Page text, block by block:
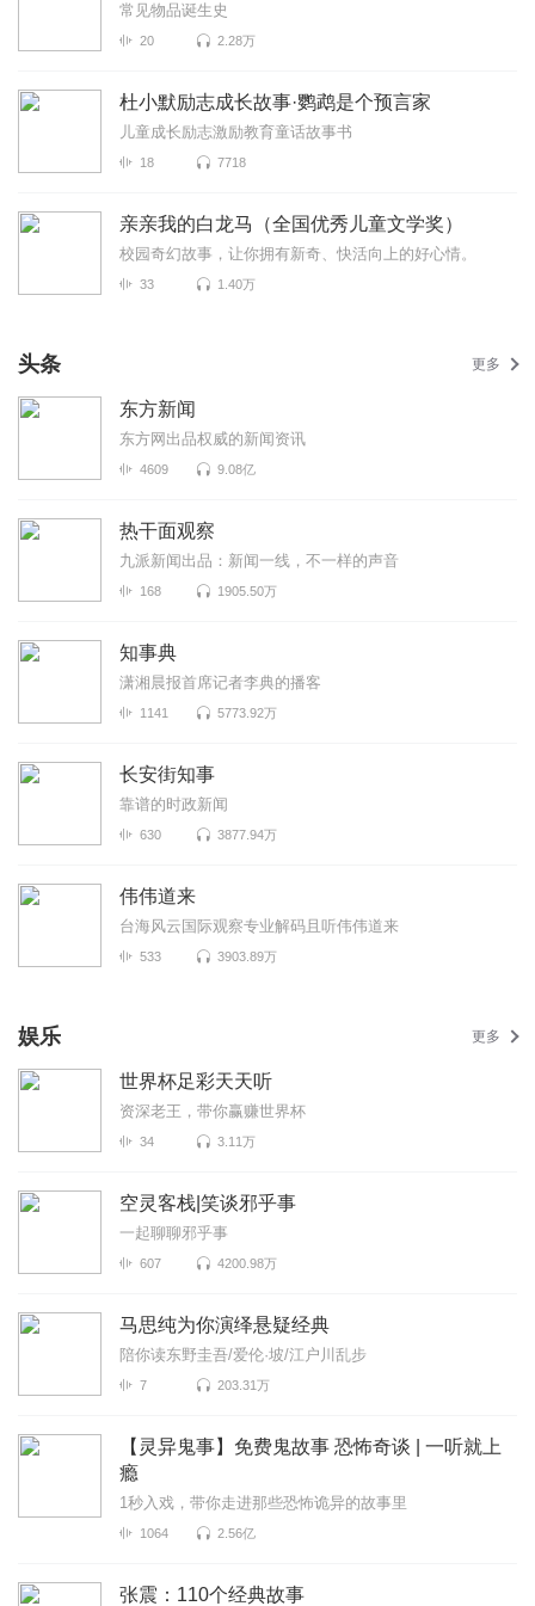
常见物品诞生史
20 2.28万
杜小默励志成长故事·鹦鹉是个预言家
儿童成长励志激励教育童话故事书
18 7718
亲亲我的白龙马（全国优秀儿童文学奖）
校园奇幻故事，让你拥有新奇、快活向上的好心情。
33 1.40万
头条 更多
东方新闻
东方网出品权威的新闻资讯
4609 9.08亿
热干面观察
九派新闻出品：新闻一线，不一样的声音
168 1905.50万
知事典
潇湘晨报首席记者李典的播客
1141 5773.92万
长安街知事
靠谱的时政新闻
630 3877.94万
伟伟道来
台海风云国际观察专业解码且听伟伟道来
533 3903.89万
娱乐 更多
世界杯足彩天天听
资深老王，带你赢赚世界杯
34 3.11万
空灵客栈|笑谈邪乎事
一起聊聊邪乎事
607 4200.98万
马思纯为你演绎悬疑经典
陪你读东野圭吾/爱伦·坡/江户川乱步
7 203.31万
【灵异鬼事】免费鬼故事 恐怖奇谈 | 一听就上
瘾
1秒入戏，带你走进那些恐怖诡异的故事里
1064 2.56亿
张震：110个经典故事